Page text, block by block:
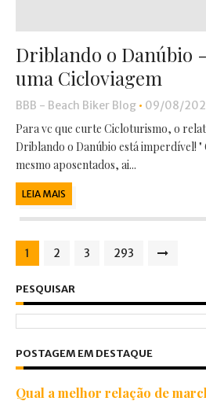
Driblando o Danúbio
uma Cicloviagem
BBB - Beach Biker Blog • 09/08/
Para vc que curte Cicloturismo, o
Driblando o Danúbio está imperdível! "
mesmo aposentados, ai...
LEIA MAIS
1 2 3 293
PESQUISAR
POSTAGEM EM DESTAQUE
Qual a melhor relação de